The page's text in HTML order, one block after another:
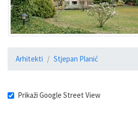
Arhitekti Stjepan Planić
Prikaži Google Street View